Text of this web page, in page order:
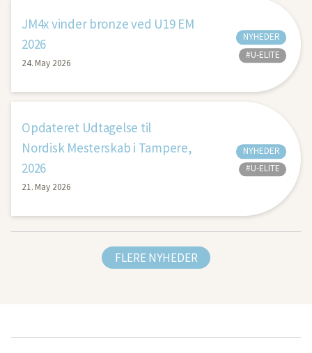
JM4x vinder bronze ved U19 EM
2026
24. May 2026
NYHEDER
#U-ELITE
Opdateret Udtagelse til
Nordisk Mesterskab i Tampere,
2026
21. May 2026
NYHEDER
#U-ELITE
FLERE NYHEDER